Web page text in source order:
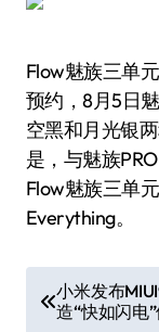
Flow魅族三单
预约，8月5日
空黑和月光银
是，与魅族
Flow魅族三单
Everything。
章
小米发布
造“快如闪电